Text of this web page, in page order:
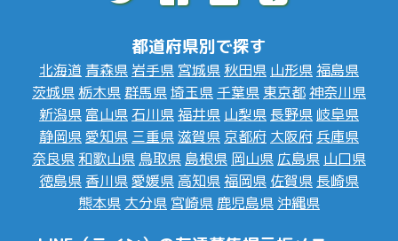
都道府県別で探す
北海道 青森県 岩手県 宮城県 秋田県 山形県福島県
茨城県 栃木県群馬県埼玉県 千葉県 東京都神奈川県
新潟県 富山県 石川県福井県 山梨県 長野県 岐阜県
静岡県愛知県 三重県滋賀県 京都府 大阪府 兵庫県
奈良県 和歌山県 鳥取県 島根県 岡山県 広島県 山口県
徳島県 香川県愛媛県 高知県福岡県 佐賀県 長崎県
熊本県 大分県 宮崎県 鹿児島県 沖縄県